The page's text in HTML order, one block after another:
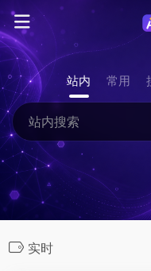
站内 常用
实时